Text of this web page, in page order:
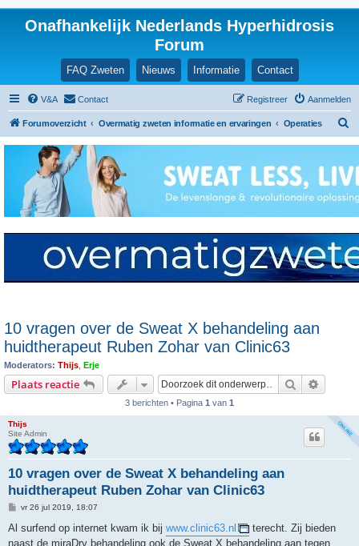
Onafhankelijk Nederlands Hyperhidrosis
Forum
FAQ Zweten Nieuws Informatie Contact
V&A Contact Aanmelden
Registreer
Forumoverzicht Overmatig zweten informatie en ervaringen Operaties
k
10 vragen over de Sweat X behandeling aan
huidtherapeut Ruben Zohar van Clinic63
Moderators: Thijs Erje
Plaats reactie Zoek
3 berichten • Pagina 1 van 1
Thijs
Site Admin
10 vragen over de Sweat X behandeling aan
huidtherapeut Ruben Zohar van Clinic63
Bvr 26 jul 2019, 18:07
Al surfend op internet kwam ik bij www.clinic63.nl
terecht. Zij bieden
naast de miraDry behandeling ook de Sweat X behandeling aan tegen